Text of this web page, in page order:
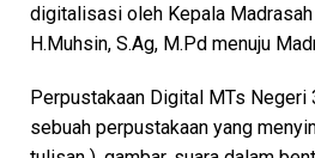
digitalisasi oleh Kepala
H.Muhsin, S.Ag, M.Pd menuju
Perpustakaan Digital MTs Negeri
sebuah perpustakaan yang